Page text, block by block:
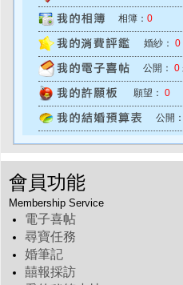
相簿： 0
婚紗： 0
公開： 0
願望： 0
公開：
會員功能
Membership Service
電子喜帖
尋寶任務
婚筆記
囍報採訪